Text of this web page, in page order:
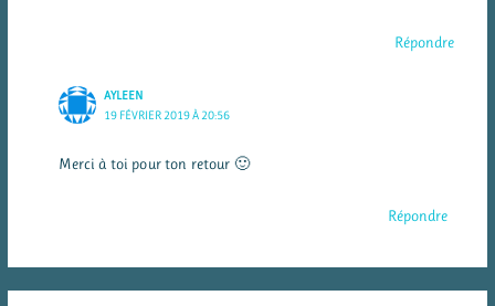
Répondre
AYLEEN
19 FÉVRIER 2019 À 20:56
Merci à toi pour ton retour 🙂
Répondre